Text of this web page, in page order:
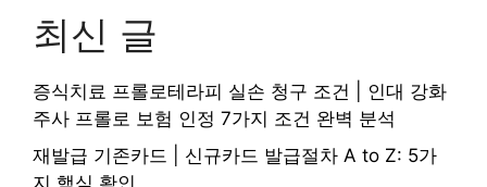
최신 글
증식치료 프롤로테라피 실손 청구 조건 | 인대 강화
주사 프롤로 보험 인정 7가지 조건 완벽 분석
재발급 기존카드 | 신규카드 발급절차 A to Z: 5가
지 핵심 확인